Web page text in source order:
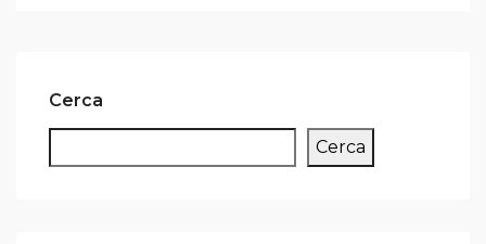
Cerca
Cerca